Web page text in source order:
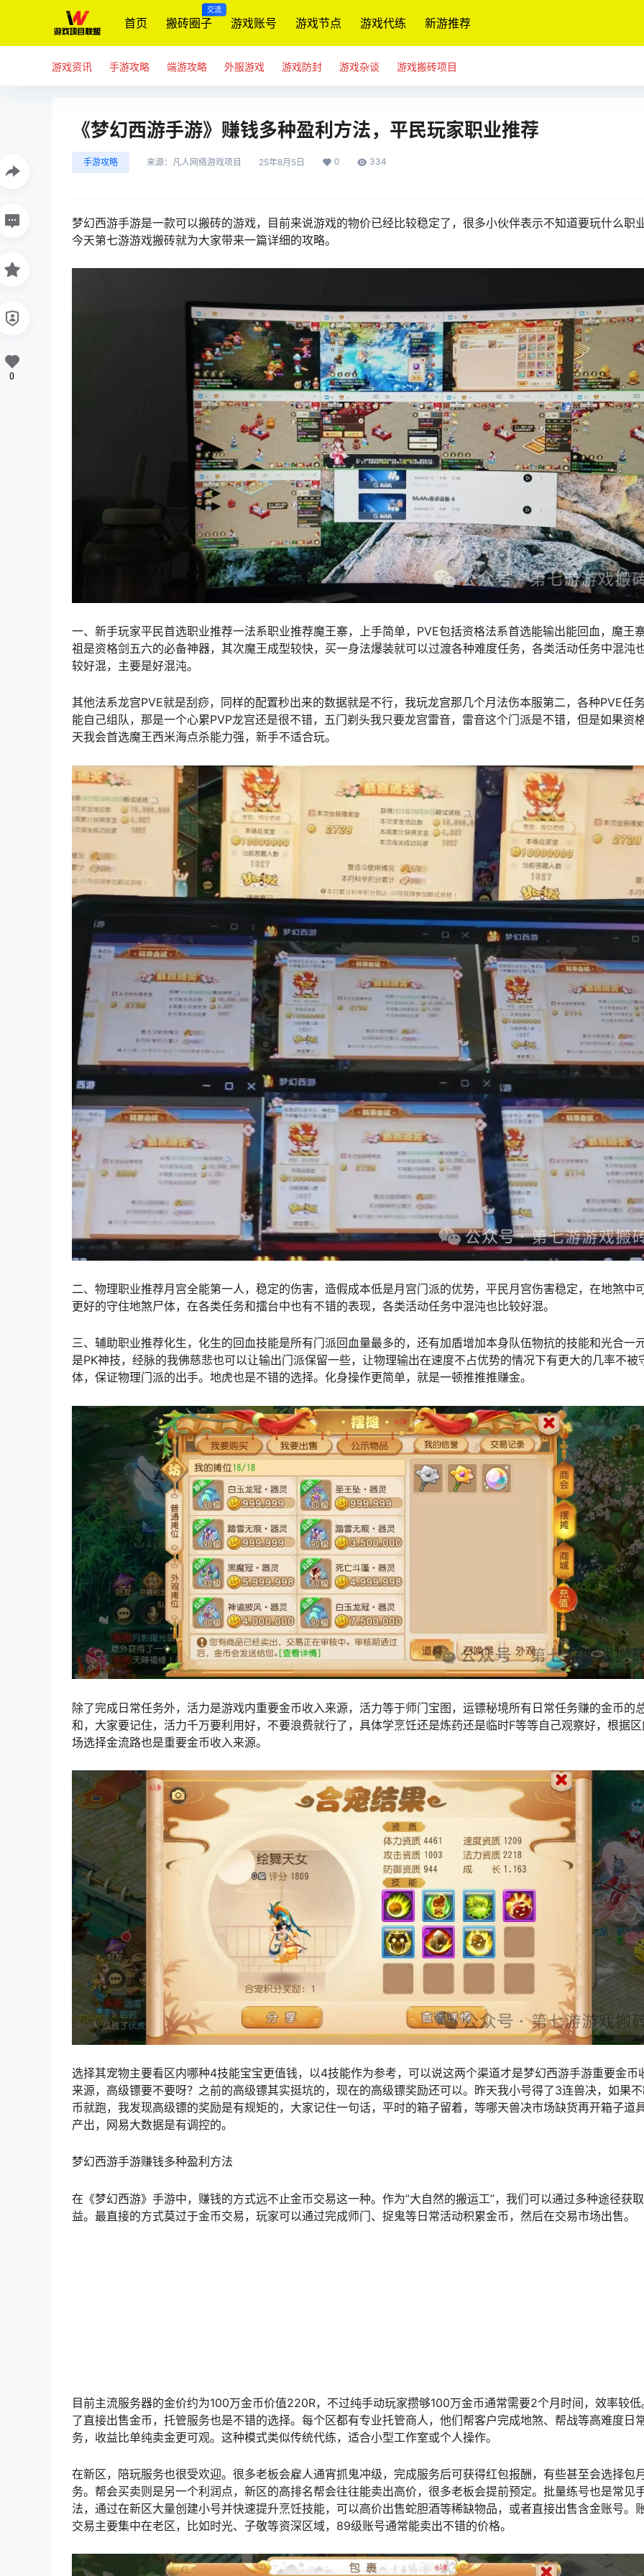
首页 搬砖圈子
交流
游戏账号 游戏节点 游戏代练 新游推荐
游戏资讯 手游攻略 端游攻略 外服游戏 游戏防封 游戏杂谈 游戏搬砖项目
《梦幻西游手游》赚钱多种盈利方法，平民玩家职业推荐
手游攻略 来源： 凡人网络游戏项目 25年8月5日 0 334
梦幻西游手游是一款可以搬砖的游戏，目前来说游戏的物价已经比较稳定了，很多小伙伴表示不知道要玩什么职
今天第七游游戏搬砖就为大家带来一篇详细的攻略。
一、新手玩家平民首选职业推荐一法系职业推荐魔王寨，上手简单，PVE包括资格法系首选能输出能回血，魔王
祖是资格剑五六的必备神器，其次魔王成型较快，买一身法爆装就可以过渡各种难度任务，各类活动任务中混沌
较好混，主要是好混沌。
其他法系龙宫PVE就是刮痧，同样的配置秒出来的数据就是不行，我玩龙宫那几个月法伤本服第二，各种PVE任
能自己组队，那是一个心累PVP龙宫还是很不错，五门剃头我只要龙宫雷音，雷音这个门派是不错，但是如果资
天我会首选魔王西米海点杀能力强，新手不适合玩。
二、物理职业推荐月宫全能第一人，稳定的伤害，造假成本低是月宫门派的优势，平民月宫伤害稳定，在地煞中
更好的守住地煞尸体，在各类任务和擂台中也有不错的表现，各类活动任务中混沌也比较好混。
三、辅助职业推荐化生，化生的回血技能是所有门派回血量最多的，还有加盾增加本身队伍物抗的技能和光合一
是PK神技，经脉的我佛慈悲也可以让输出门派保留一些，让物理输出在速度不占优势的情况下有更大的几率不被
体，保证物理门派的出手。地虎也是不错的选择。化身操作更简单，就是一顿推推推赚金。
除了完成日常任务外，活力是游戏内重要金币收入来源，活力等于师门宝图，运镖秘境所有日常任务赚的金币的
和，大家要记住，活力千万要利用好，不要浪费就行了，具体学烹饪还是炼药还是临时F等等自己观察好，根据
场选择金流路也是重要金币收入来源。
选择其宠物主要看区内哪种4技能宝宝更值钱，以4技能作为参考，可以说这两个渠道才是梦幻西游手游重要金币
来源，高级镖要不要呀？之前的高级镖其实挺坑的，现在的高级镖奖励还可以。昨天我小号得了3连兽决，如果
币就跑，我发现高级镖的奖励是有规矩的，大家记住一句话，平时的箱子留着，等哪天兽决市场缺货再开箱子道
产出， 网易大数据是有调控的。
梦幻西游手游赚钱多种盈利方法
在《梦幻西游》手游中，赚钱的方式远不止金币交易这一种。作为”大自然的搬运工”，我们可以通过多种途径获
益。最直接的方式莫过于金币交易，玩家可以通过完成师门、捉鬼等日常活动积累金币，然后在交易市场出售。
了直接出售金币，托管服务也是不错的选择。每个区都有专业托管商人，他们帮客户完成地煞、帮战等高难度日
0